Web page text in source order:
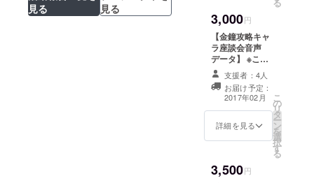
見る
見る
る短編作品をフ
ルボイスサウン
ドノベル化しま
す。５人分のエ
ピソードがボイ
ス付きで読んで
いただけます。
スチルは描き下
ろしです。 ・フ
ルカラーCG集
「金のために
鐘は鳴る」の立
ＣＧをPDFでご
覧いただける画
3,000円
【金鐘攻略キャ
ラ座談会音声
データ】 ※こち
らにはフルボイ
ス製品版データ
は含まれませ
ん。オプション
としてご利用く
ださい。 金鐘登
隠し撮り音声
支援者：4人
お届け予定：
2017年02月
詳細を見る
こ
の
リ
タ
ー
ン
を
選
択
す
る
3,500円